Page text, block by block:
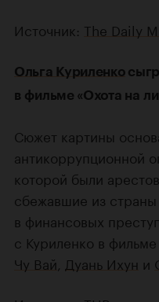
Источник: The Daily
Ольга Куриленко
в фильме «Охота на
Сюжет картины
антикоррупционной
которой были
сбежавшие из
в финансовых
с Куриленко в
Чу Вай Дуань Ихун и